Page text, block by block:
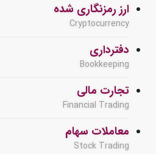
ارز رمزنگاری شده
Cryptocurrency
دفترداری
Bookkeeping
تجارت مالی
Financial Trading
معاملات سهام
Stock Trading